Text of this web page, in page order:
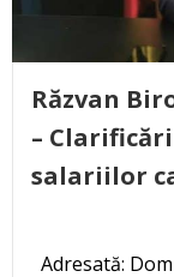
Răzvan
–
salariilor
Adresată: